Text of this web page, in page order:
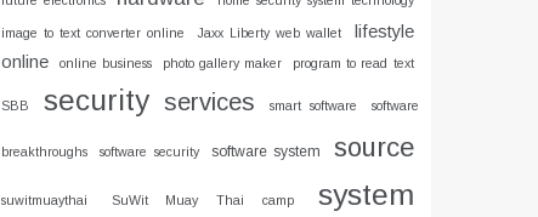
image to text converter online Jaxx Liberty web wallet
lifestyle
online
online business photo gallery maker program to read text
SBB security services smart software software
breakthroughs software security software system source
suwitmuaythai SuWit Muay Thai camp system